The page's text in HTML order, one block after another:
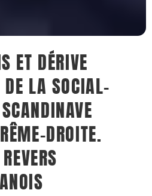
ET DÉRIVE
DE LA SOCIAL-
DROITE.